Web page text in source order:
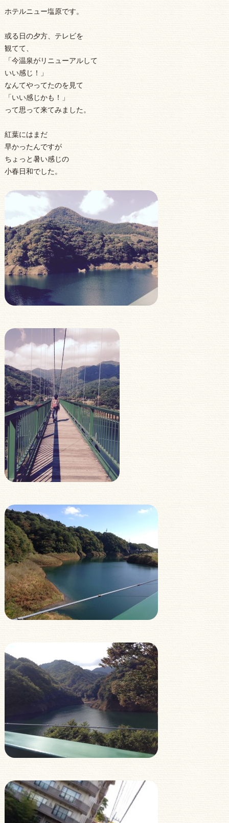
ホテルニュー塩原です。
或る日の夕方、テレビを
観てて、
「今温泉がリニューアルして
いい感じ！」
なんてやってたのを見て
「いい感じかも！」
って思って来てみました。
紅葉にはまだ
早かったんですが
ちょっと暑い感じの
小春日和でした。